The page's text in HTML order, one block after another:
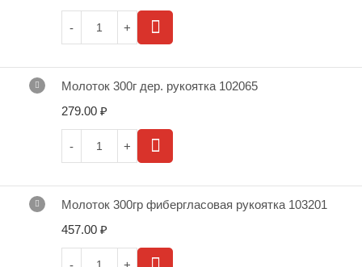
Молоток 300г дер. рукоятка 102065
279.00 ₽
Молоток 300гр фибергласовая рукоятка 103201
457.00 ₽